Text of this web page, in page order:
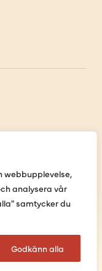
webbupplevelse,
analysera vår
samtycker du
Godkänn alla